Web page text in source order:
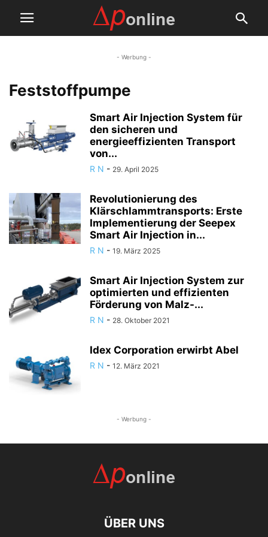
- Werbung -
Feststoffpumpe
Smart Air Injection System für
den sicheren und
energieeffizienten Transport
von...
R N - 29. April 2025
Revolutionierung des
Klärschlammtransports: Erste
Implementierung der Seepex
Smart Air Injection in...
R N - 19. März 2025
Smart Air Injection System zur
optimierten und effizienten
Förderung von Malz-...
R N - 28. Oktober 2021
Idex Corporation erwirbt Abel
R N - 12. März 2021
- Werbung -
ÜBER UNS